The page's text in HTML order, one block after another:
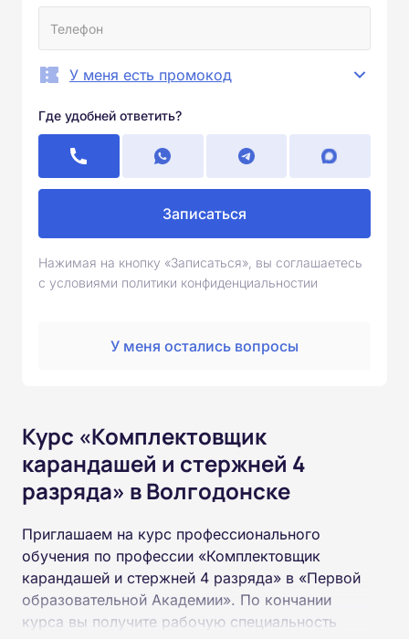
У меня есть промокод
Где удобней ответить?
Записаться
Нажимая на кнопку «Записаться», вы соглашаетесь
с условиями политики конфиденциальностии
У меня остались вопросы
Курс «Комплектовщик
карандашей и стержней 4
разряда» в Волгодонске
Приглашаем на курс профессионального
обучения по профессии «Комплектовщик
карандашей и стержней 4 разряда» в «Первой
образовательной Академии». По кончании
курса вы получите рабочую специальность